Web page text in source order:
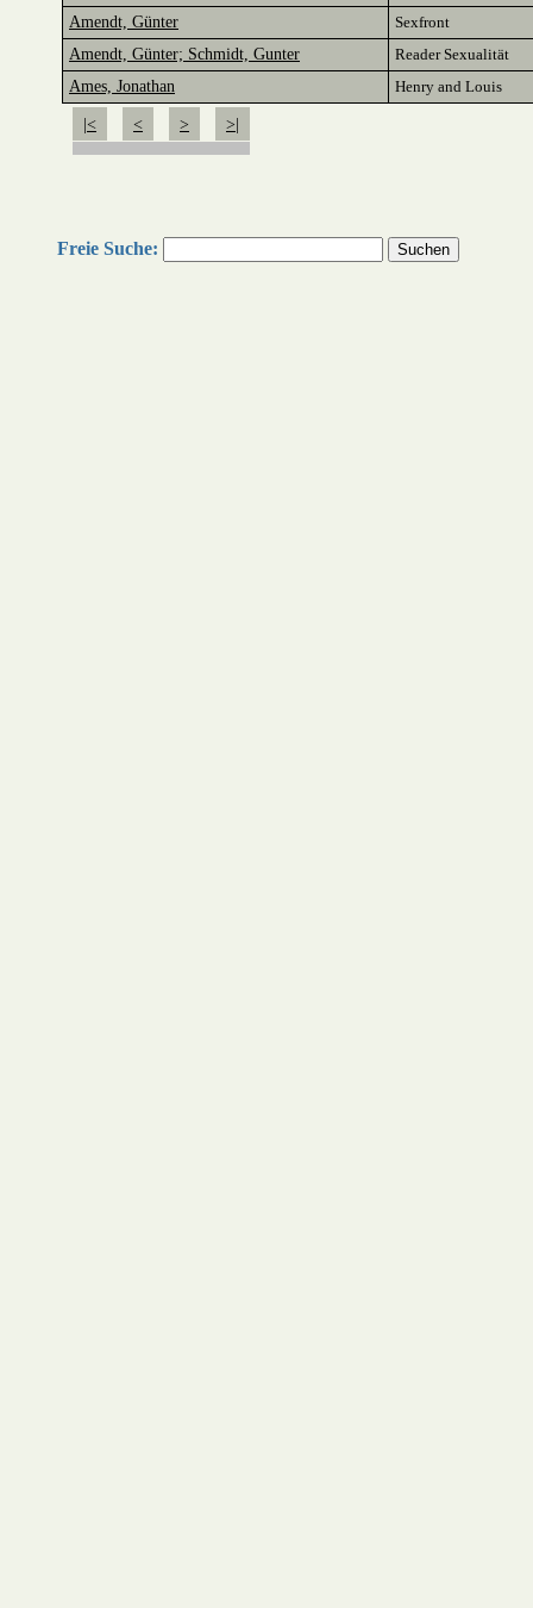
Amendt, Günter
Sexfront
Amendt, Günter; Schmidt, Gunter
Reader Sexualität
Ames, Jonathan
Henry and Louis
|< < > >|
Freie Suche: